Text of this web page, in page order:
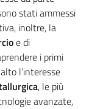
stati ammessi
inoltre, la
e di
i primi
l’interesse
, le più
avanzate,